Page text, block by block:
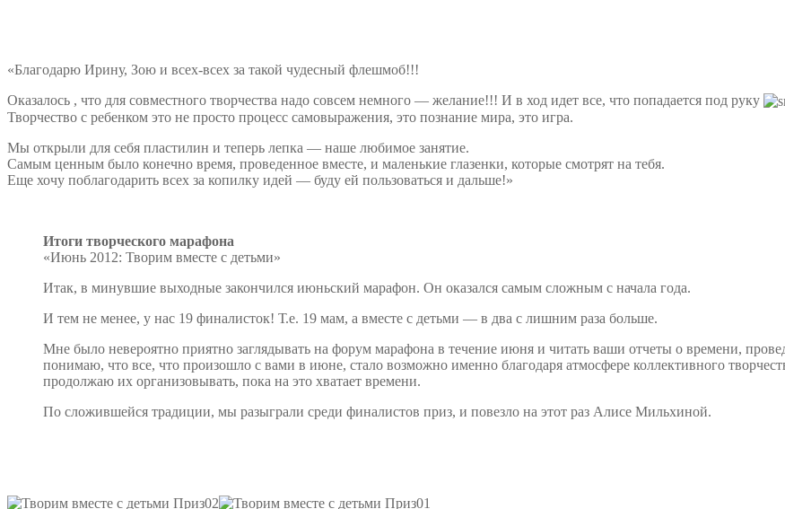
«Благодарю Ирину, Зою и всех-всех за такой чудесный флешмоб!!!
Оказалось , что для совместного творчества надо совсем немного — желание!!! И в ход идет все, что попадается под руку
Творчество с ребенком это не просто процесс самовыражения, это познание мира, это игра.
Мы открыли для себя пластилин и теперь лепка — наше любимое занятие.
Самым ценным было конечно время, проведенное вместе, и маленькие глазенки, которые смотрят на тебя.
Еще хочу поблагодарить всех за копилку идей — буду ей пользоваться и дальше!»
Итоги творческого марафона
«Июнь 2012: Творим вместе с детьми»
Итак, в минувшие выходные закончился июньский марафон. Он оказался самым сложным с начала года.
И тем не менее, у нас 19 финалисток! Т.е. 19 мам, а вместе с детьми — в два с лишним раза больше.
Мне было невероятно приятно заглядывать на форум марафона в течение июня и читать ваши отчеты о времени,
понимаю, что все, что произошло с вами в июне, стало возможно именно благодаря атмосфере коллективного
продолжаю их организовывать, пока на это хватает времени.
По сложившейся традиции, мы разыграли среди финалистов приз, и повезло на этот раз Алисе Мильхиной.